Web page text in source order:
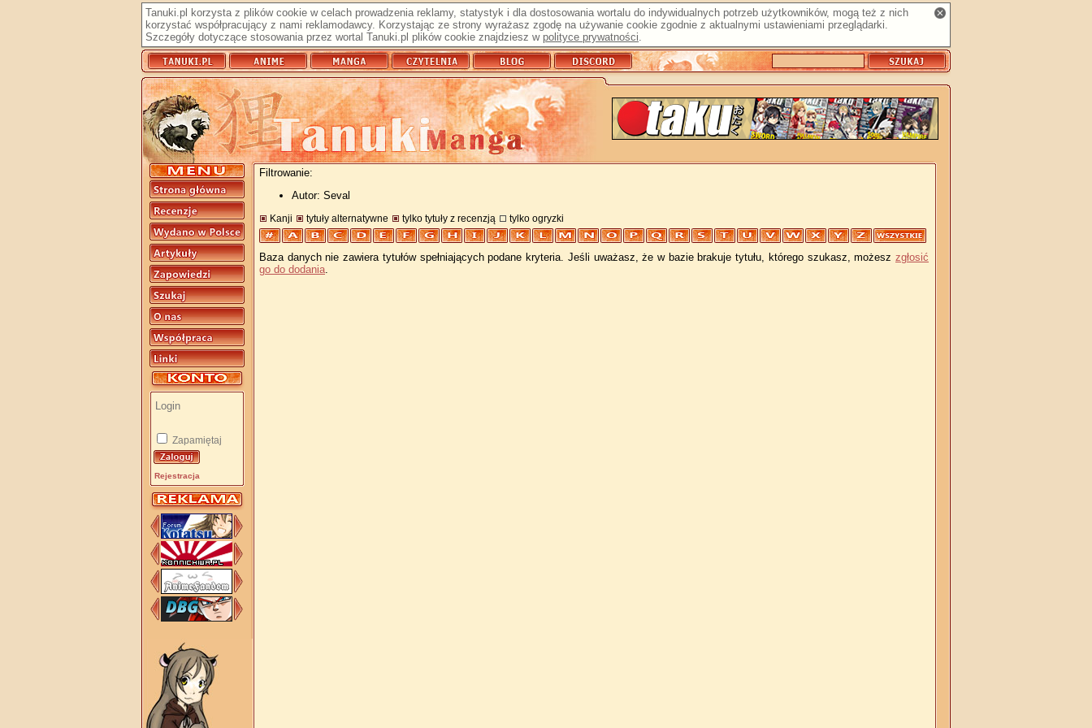
Tanuki.pl korzysta z plików cookie w celach prowadzenia reklamy, statystyk i dla dostosowania wortalu do indywidualnych potrzeb użytkowników, mogą też z nich
korzystać współpracujący z nami reklamodawcy. Korzystając ze strony wyrażasz zgodę na używanie cookie zgodnie z aktualnymi ustawieniami przeglądarki.
Szczegóły dotyczące stosowania przez wortal Tanuki.pl plików cookie znajdziesz w polityce prywatności.
Zapamiętaj
Rejestracja
Filtrowanie:
Autor: Seval
Kanji tytuły alternatywne tylko tytuły z recenzją tylko ogryzki
Baza danych nie zawiera tytułów spełniających podane kryteria. Jeśli uważasz, że w bazie brakuje tytułu, którego szukasz, możesz zgłosić
go do dodania.